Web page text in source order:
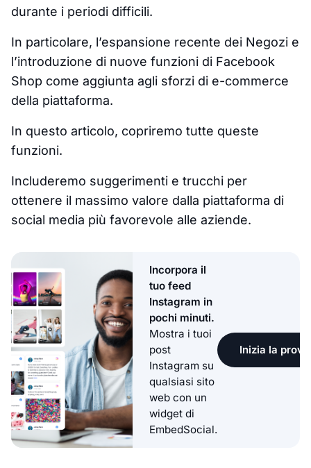
durante i periodi difficili.
In particolare, l’espansione recente dei Negozi e
l’introduzione di nuove funzioni di Facebook
Shop come aggiunta agli sforzi di e-commerce
della piattaforma.
In questo articolo, copriremo tutte queste
funzioni.
Includeremo suggerimenti e trucchi per
ottenere il massimo valore dalla piattaforma di
social media più favorevole alle aziende.
Incorpora il
tuo feed
Instagram in
pochi minuti.
Mostra i tuoi
post
Instagram su
qualsiasi sito
web con un
widget di
EmbedSocial.
Inizia la